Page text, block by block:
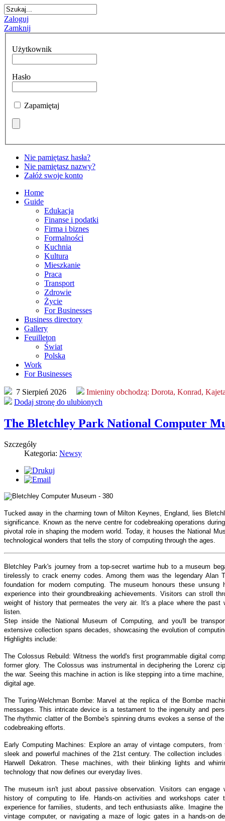
Zaloguj
Zamknij
Użytkownik
Hasło
Zapamiętaj
Nie pamiętasz hasła?
Nie pamiętasz nazwy?
Załóż swoje konto
Home
Guide
Edukacja
Finanse i podatki
Firma i biznes
Formalności
Kuchnia
Kultura
Mieszkanie
Praca
Transport
Zdrowie
Życie
For Businesses
Business directory
Gallery
Feuilleton
Świat
Polska
Work
For Businesses
7 Sierpień 2026 Imieniny obchodzą: Dorota, Konrad,
Dodaj stronę do ulubionych
The Bletchley Park National Computer
Szczegóły
Kategoria: Newsy
Tucked away in the charming town of Milton Keynes, England, lies
significance. Known as the nerve centre for codebreaking operations
pivotal role in shaping the modern world. Today, it houses the National
technological wonders that tells the story of computing through the ages.
Bletchley Park's journey from a top-secret wartime hub to a museum
tirelessly to crack enemy codes. Among them was the legendary Alan
foundation for modern computing. The museum honours these
experience into their groundbreaking achievements. Visitors can stroll
weight of history that permeates the very air. It's a place where the
listen.
Step inside the National Museum of Computing, and you'll be
extensive collection spans decades, showcasing the evolution of
Highlights include:
The Colossus Rebuild: Witness the world's first programmable digital
former glory. The Colossus was instrumental in deciphering the Lorenz
the war. Seeing this machine in action is like stepping into a time
digital age.
The Turing-Welchman Bombe: Marvel at the replica of the Bombe
messages. This intricate device is a testament to the ingenuity and
The rhythmic clatter of the Bombe's spinning drums evokes a sense of
codebreaking efforts.
Early Computing Machines: Explore an array of vintage computers,
sleek and powerful machines of the 21st century. The collection
Harwell Dekatron. These machines, with their blinking lights and
technology that now defines our everyday lives.
The museum isn't just about passive observation. Visitors can
history of computing to life. Hands-on activities and workshops
experience for families, students, and tech enthusiasts alike. Imagine
vintage computer, or navigating a maze of logic gates in a hands-on